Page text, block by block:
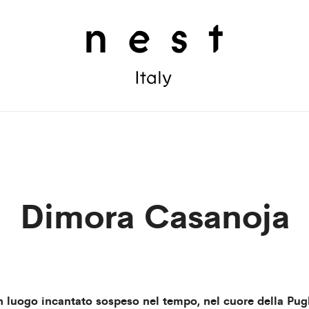
Dimora Casanoja
luogo incantato sospeso nel tempo, nel cuore della